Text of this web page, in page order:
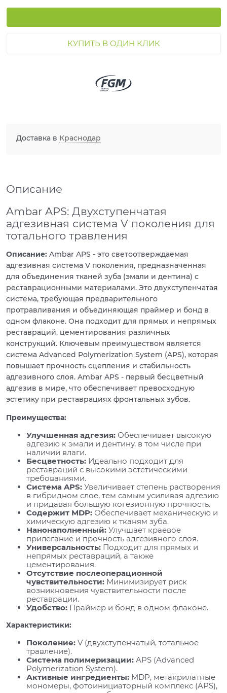
КУПИТЬ В ОДИН КЛИК
Доставка в Краснодар
Описание
Ambar APS: Двухступенчатая
адгезивная система V поколения для
тотального травления
Описание: Ambar APS - это светоотверждаемая
адгезивная система V поколения, предназначенная
для объединения тканей зуба (эмали и дентина) с
реставрационными материалами. Это двухступенчатая
система, требующая предварительного
протравливания и объединяющая праймер и бонд в
одном флаконе. Она подходит для прямых и непрямых
реставраций, цементирования различных
конструкций. Ключевым преимуществом является
система Advanced Polymerization System (APS), которая
повышает прочность сцепления и стабильность
адгезивного слоя. Ambar APS - первый бесцветный
адгезив в мире, что обеспечивает превосходную
эстетику при реставрациях фронтальных зубов.
Преимущества:
Улучшенная адгезия: Обеспечивает высокую
адгезию к эмали и дентину, в том числе при
наличии влаги.
Бесцветность: Идеально подходит для
реставраций с высокими эстетическими
требованиями.
Система APS: Увеличивает степень растворения
в гибридном слое, тем самым усиливая адгезию
и придавая большую когезионную прочность.
Содержит MDP: Обеспечивает механическую и
химическую адгезию к тканям зуба.
Нанонаполненный: Улучшает краевое
прилегание и прочность адгезивного слоя.
Универсальность: Подходит для прямых и
непрямых реставраций, а также
цементирования.
Отсутствие послеоперационной
чувствительности: Минимизирует риск
возникновения чувствительности после
реставрации.
Удобство: Праймер и бонд в одном флаконе.
Характеристики:
Поколение: V (двухступенчатый, тотальное
травление).
Система полимеризации: APS (Advanced
Polymerization System).
Активные ингредиенты: MDP, метакрилатные
мономеры, фотоинициаторный комплекс (APS),